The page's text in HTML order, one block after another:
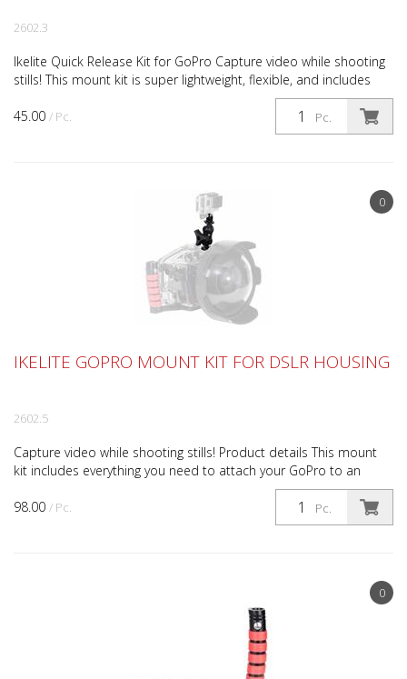
45.00 / Pc. Pc.
2602.3
Ikelite Quick Release Kit for GoPro Capture video while shooting
stills! This mount kit is super lightweight, flexible, and includes
0
98.00 / Pc. Pc.
IKELITE GOPRO MOUNT KIT FOR DSLR HOUSING
2602.5
Capture video while shooting stills! Product details This mount
kit includes everything you need to attach your GoPro to an
Ikelite DSLR top mount. Standard sized 1-inch ...
0